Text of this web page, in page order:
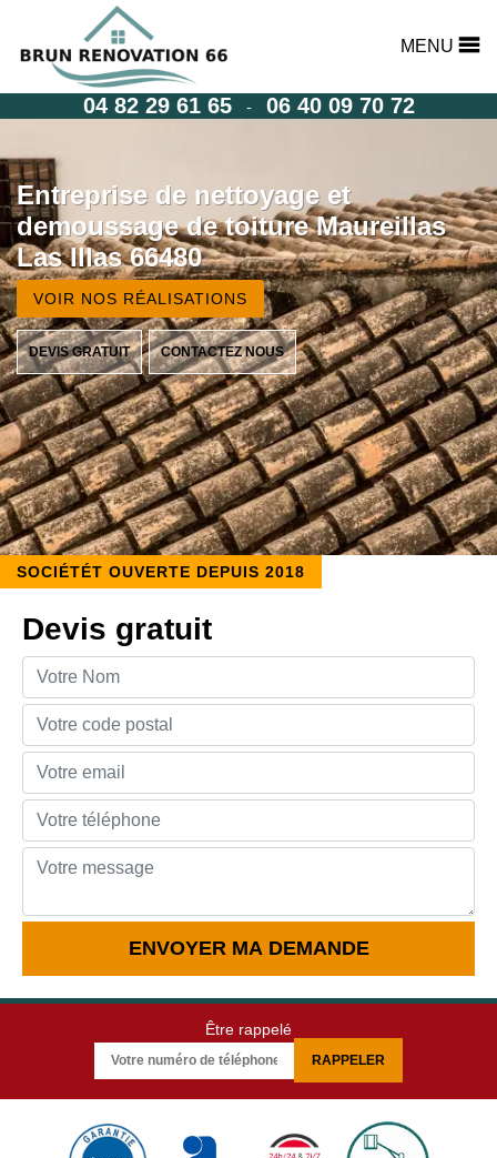
MENU
04 82 29 61 65 - 06 40 09 70 72
Entreprise de nettoyage et
demoussage de toiture Maureillas
Las Illas 66480
VOIR NOS RÉALISATIONS
DEVIS GRATUIT CONTACTEZ NOUS
SOCIÉTÉT OUVERTE DEPUIS 2018
Devis gratuit
Être rappelé